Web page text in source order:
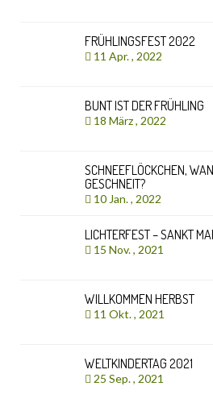
FRÜHLINGSFEST 2022
11 Apr. , 2022
BUNT IST DER FRÜHLING
18 März , 2022
SCHNEEFLÖCKCHEN,
GESCHNEIT?
10 Jan. , 2022
LICHTERFEST – SANKT
15 Nov. , 2021
WILLKOMMEN HERBST
11 Okt. , 2021
WELTKINDERTAG 2021
25 Sep. , 2021